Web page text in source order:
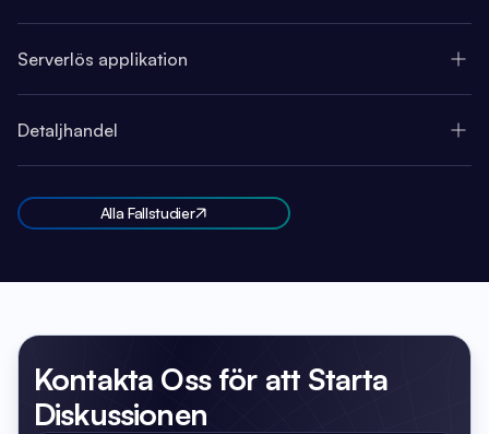
Serverlös applikation
Detaljhandel
Alla Fallstudier
Kontakta Oss för att Starta
Diskussionen